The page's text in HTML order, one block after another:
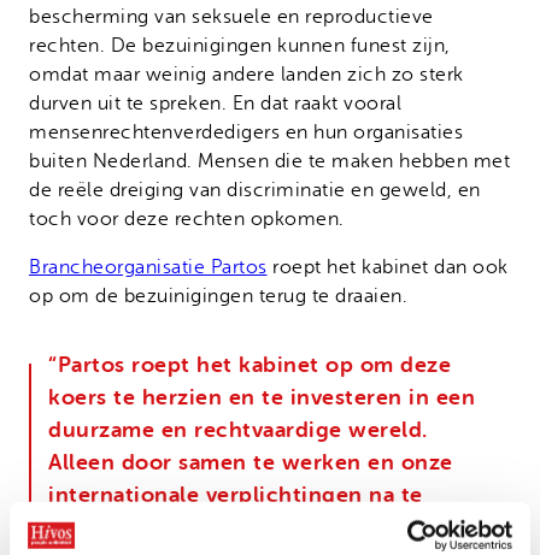
bescherming van seksuele en reproductieve
rechten. De bezuinigingen kunnen funest zijn,
omdat maar weinig andere landen zich zo sterk
durven uit te spreken. En dat raakt vooral
mensenrechtenverdedigers en hun organisaties
buiten Nederland. Mensen die te maken hebben met
de reële dreiging van discriminatie en geweld, en
toch voor deze rechten opkomen.
Brancheorganisatie Partos roept het kabinet dan ook
op om de bezuinigingen terug te draaien.
“Partos roept het kabinet op om deze
koers te herzien en te investeren in een
duurzame en rechtvaardige wereld.
Alleen door samen te werken en onze
internationale verplichtingen na te
komen, kunnen we een betere toekomst